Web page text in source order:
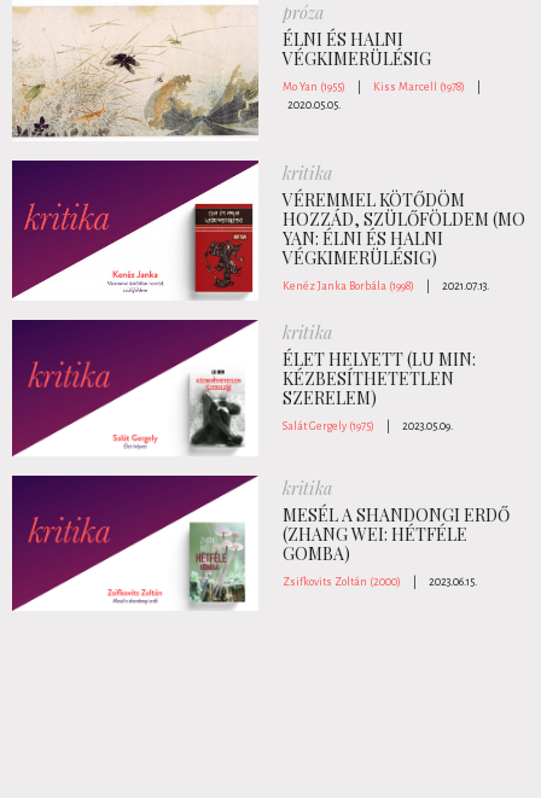
próza
ÉLNI ÉS HALNI
VÉGKIMERÜLÉSIG
Mo Yan (1955) Kiss Marcell (1978)
2020.05.05.
kritika
VÉREMMEL KÖTŐDÖM
HOZZÁD, SZÜLŐFÖLDEM (MO
YAN: ÉLNI ÉS HALNI
VÉGKIMERÜLÉSIG)
Kenéz Janka Borbála (1998) 2021.07.13.
kritika
ÉLET HELYETT (LU MIN:
KÉZBESÍTHETETLEN
SZERELEM)
Salát Gergely (1975) 2023.05.09.
kritika
MESÉL A SHANDONGI ERDŐ
(ZHANG WEI: HÉTFÉLE
GOMBA)
Zsifkovits Zoltán (2000) 2023.06.15.